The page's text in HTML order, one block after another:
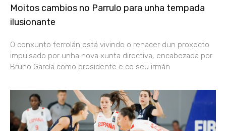
Moitos cambios no Parrulo para unha tempada
ilusionante
O conxunto ferrolán está vivindo o renacer dun proxecto
impulsado por unha nova xunta directiva, encabezada por
Bruno García como presidente e co seu irmán